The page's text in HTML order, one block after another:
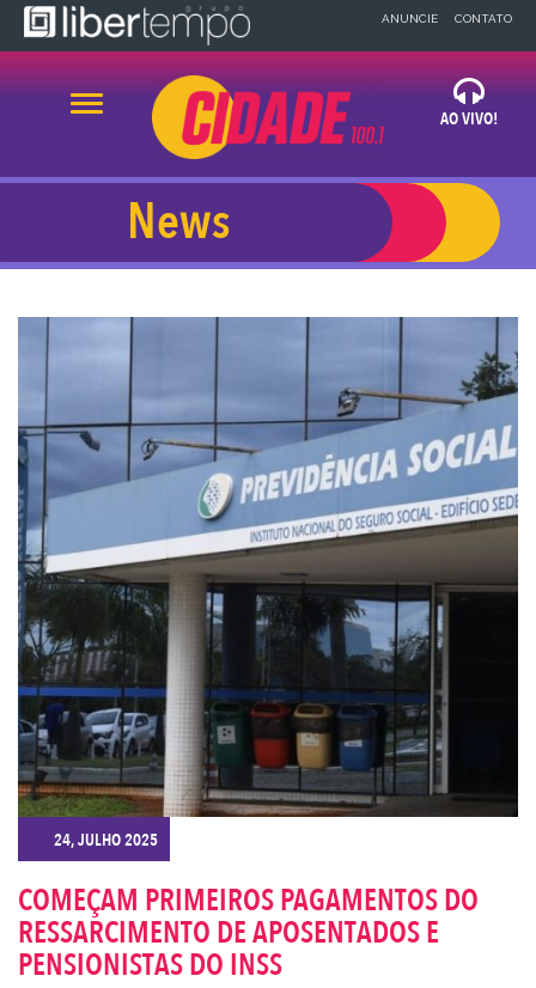
ANUNCIE CONTATO
Alternar navegação
AO VIVO!
×
NEWS
32 99918-1483
CADASTRE-SE
News
24, JULHO 2025
COMEÇAM PRIMEIROS PAGAMENTOS DO
RESSARCIMENTO DE APOSENTADOS E
PENSIONISTAS DO INSS